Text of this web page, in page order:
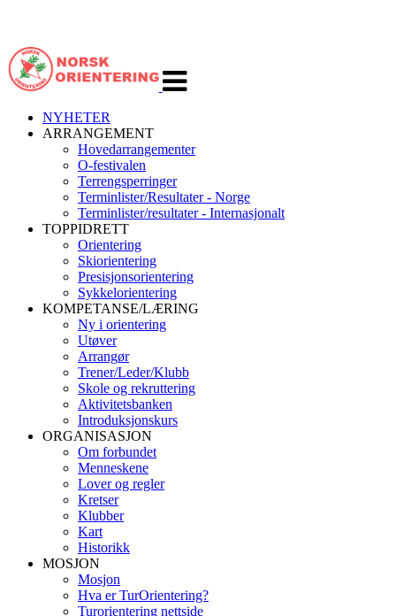
navigasjon
NYHETER
ARRANGEMENT
Hovedarrangementer
O-festivalen
Terrengsperringer
Terminlister/Resultater - Norge
Terminlister/resultater - Internasjonalt
TOPPIDRETT
Orientering
Skiorientering
Presisjonsorientering
Sykkelorientering
KOMPETANSE/LÆRING
Ny i orientering
Utøver
Arrangør
Trener/Leder/Klubb
Skole og rekruttering
Aktivitetsbanken
Introduksjonskurs
ORGANISASJON
Om forbundet
Menneskene
Lover og regler
Kretser
Klubber
Kart
Historikk
MOSJON
Mosjon
Hva er TurOrientering?
Turorientering nettside